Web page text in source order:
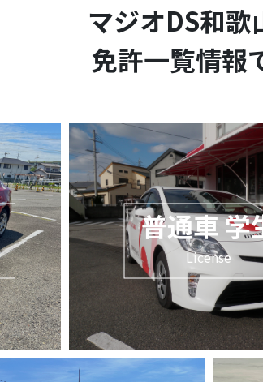
マジオDS和歌
免許一覧情報
普通車 学
License